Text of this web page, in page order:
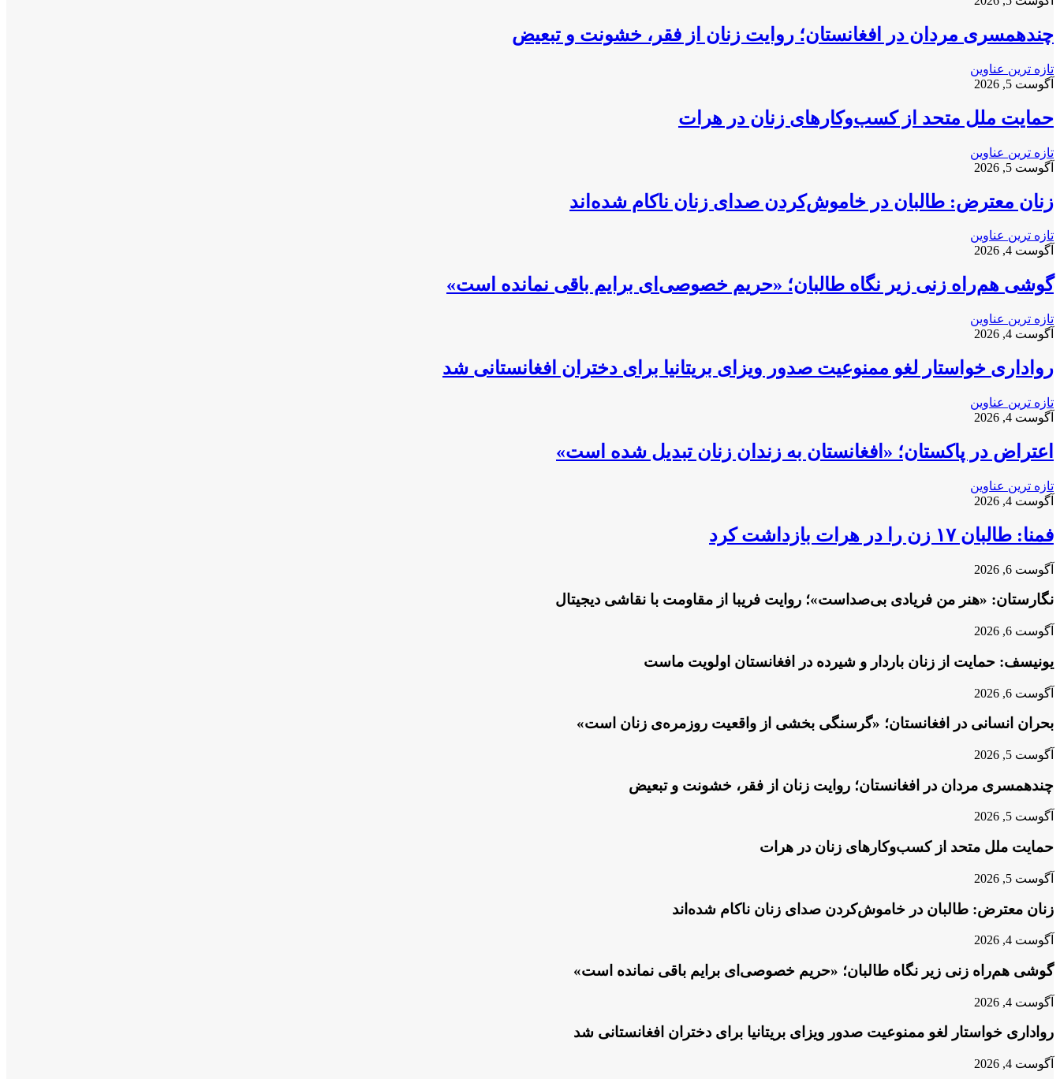
چندهمسری مردان در افغانستان؛ روایت زنان از فقر، خشونت و تبعیض
تازه ترین عناوین
آگوست 5, 2026
حمایت ملل متحد از کسب‌وکارهای زنان در هرات
تازه ترین عناوین
آگوست 5, 2026
زنان معترض: طالبان در خاموش‌کردن صدای زنان ناکام شده‌اند
تازه ترین عناوین
آگوست 4, 2026
گوشی هم‌راه زنی زیر نگاه طالبان؛ «حریم خصوصی‌ای برایم باقی نمانده است»
تازه ترین عناوین
آگوست 4, 2026
رواداری خواستار لغو ممنوعیت صدور ویزای بریتانیا برای دختران افغانستانی شد
تازه ترین عناوین
آگوست 4, 2026
اعتراض در پاکستان؛ «افغانستان به زندان زنان تبدیل شده است»
تازه ترین عناوین
آگوست 4, 2026
فمنا: طالبان ۱۷ زن را در هرات بازداشت کرد
آگوست 6, 2026
نگارستان: «هنر من فریادی بی‌صداست»؛ روایت فریبا از مقاومت با نقاشی دیجیتال
آگوست 6, 2026
یونیسف: حمایت از زنان باردار و شیرده در افغانستان اولویت ماست
آگوست 6, 2026
بحران انسانی در افغانستان؛ «گرسنگی بخشی از واقعیت روزمره‌ی زنان است»
آگوست 5, 2026
چندهمسری مردان در افغانستان؛ روایت زنان از فقر، خشونت و تبعیض
آگوست 5, 2026
حمایت ملل متحد از کسب‌وکارهای زنان در هرات
آگوست 5, 2026
زنان معترض: طالبان در خاموش‌کردن صدای زنان ناکام شده‌اند
آگوست 4, 2026
گوشی هم‌راه زنی زیر نگاه طالبان؛ «حریم خصوصی‌ای برایم باقی نمانده است»
آگوست 4, 2026
رواداری خواستار لغو ممنوعیت صدور ویزای بریتانیا برای دختران افغانستانی شد
آگوست 4, 2026